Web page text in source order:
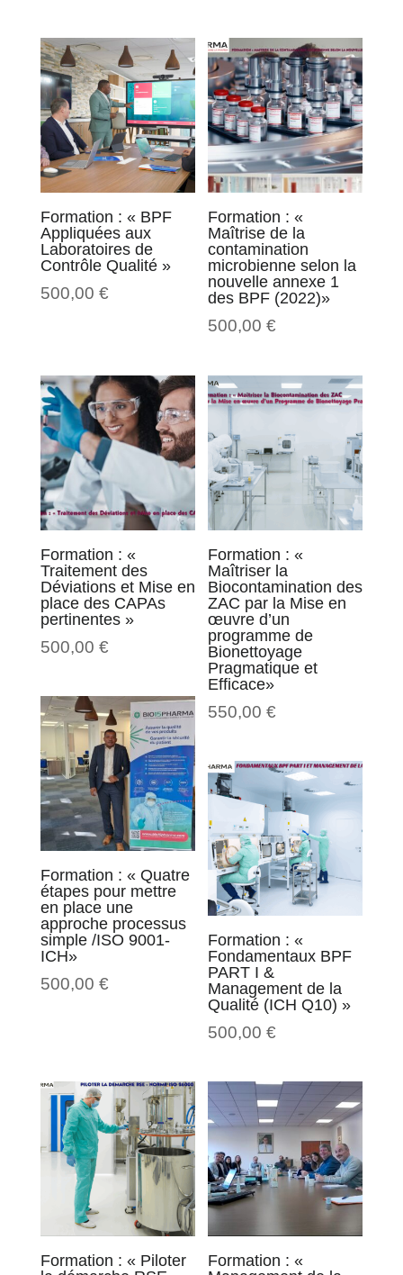
Formation : « BPF
Appliquées aux
Laboratoires de
Contrôle Qualité »
500,00 €
Formation : «
Maîtrise de la
contamination
microbienne selon la
nouvelle annexe 1
des BPF (2022)»
500,00€
Formation : «
Traitement des
Déviations et Mise en
place des CAPAs
pertinentes »
500,00 €
Formation : «
Maîtriser la
Biocontamination des
ZAC par la Mise en
œuvre d’un
programme de
Bionettoyage
Pragmatique et
Efficace»
550,00€
Formation : « Quatre
étapes pour mettre
en place une
approche processus
simple /ISO 9001-
ICH»
500,00 €
Formation : «
Fondamentaux BPF
PART I &
Management de la
Qualité (ICH Q10) »
500,00€
Formation : « Piloter
Formation : «